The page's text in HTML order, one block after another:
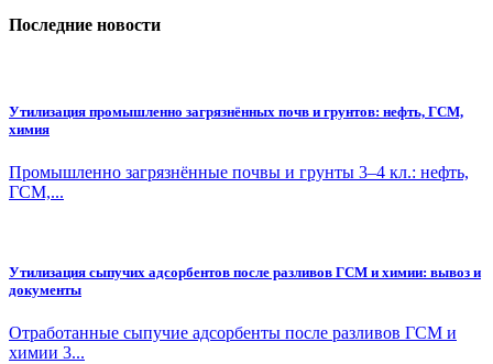
Последние новости
Утилизация промышленно загрязнённых почв и грунтов: нефть, ГСМ,
химия
Промышленно загрязнённые почвы и грунты 3–4 кл.: нефть,
ГСМ,...
Утилизация сыпучих адсорбентов после разливов ГСМ и химии: вывоз и
документы
Отработанные сыпучие адсорбенты после разливов ГСМ и
химии 3...